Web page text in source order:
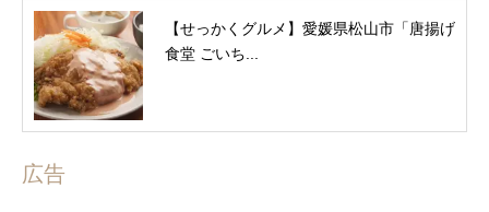
【せっかくグルメ】愛媛県松山市「唐揚げ
食堂 ごいち...
広告